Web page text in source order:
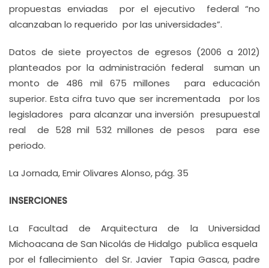
propuestas enviadas por el ejecutivo federal “no
alcanzaban lo requerido por las universidades”.
Datos de siete proyectos de egresos (2006 a 2012)
planteados por la administración federal suman un
monto de 486 mil 675 millones para educación
superior. Esta cifra tuvo que ser incrementada por los
legisladores para alcanzar una inversión presupuestal
real de 528 mil 532 millones de pesos para ese
periodo.
La Jornada, Emir Olivares Alonso, pág. 35
INSERCIONES
La Facultad de Arquitectura de la Universidad
Michoacana de San Nicolás de Hidalgo publica esquela
por el fallecimiento del Sr. Javier Tapia Gasca, padre